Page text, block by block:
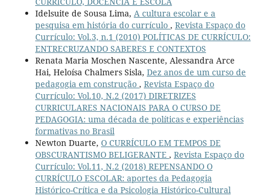
Idelsuite de Sousa Lima, A cultura escolar e a
pesquisa em história do currículo , Revista Espaço do
Currículo: Vol.3, n.1 (2010) POLÍTICAS DE CURRÍCULO:
ENTRECRUZANDO SABERES E CONTEXTOS
Renata Maria Moschen Nascente, Alessandra Arce
Hai, Heloísa Chalmers Sisla, Dez anos de um curso de
pedagogia em construção , Revista Espaço do
Currículo: Vol.10, N.2 (2017) DIRETRIZES
CURRICULARES NACIONAIS PARA O CURSO DE
PEDAGOGIA: uma década de políticas e experiências
formativas no Brasil
Newton Duarte, O CURRÍCULO EM TEMPOS DE
OBSCURANTISMO BELIGERANTE , Revista Espaço do
Currículo: Vol.11, N.2 (2018) REPENSANDO O
CURRÍCULO ESCOLAR: aportes da Pedagogia
Histórico-Crítica e da Psicologia Histórico-Cultural